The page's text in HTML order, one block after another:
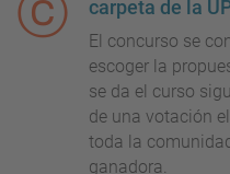
carpeta de la
El concurso se
escoger la
se da el curso
de una votación
toda la
ganadora.